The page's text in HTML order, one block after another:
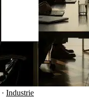
· Industrie